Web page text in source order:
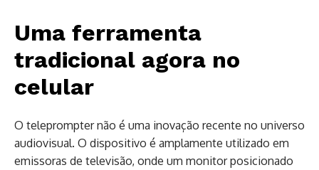
Uma ferramenta
tradicional agora no
celular
O teleprompter não é uma inovação recente no universo
audiovisual. O dispositivo é amplamente utilizado em
emissoras de televisão, onde um monitor posicionado